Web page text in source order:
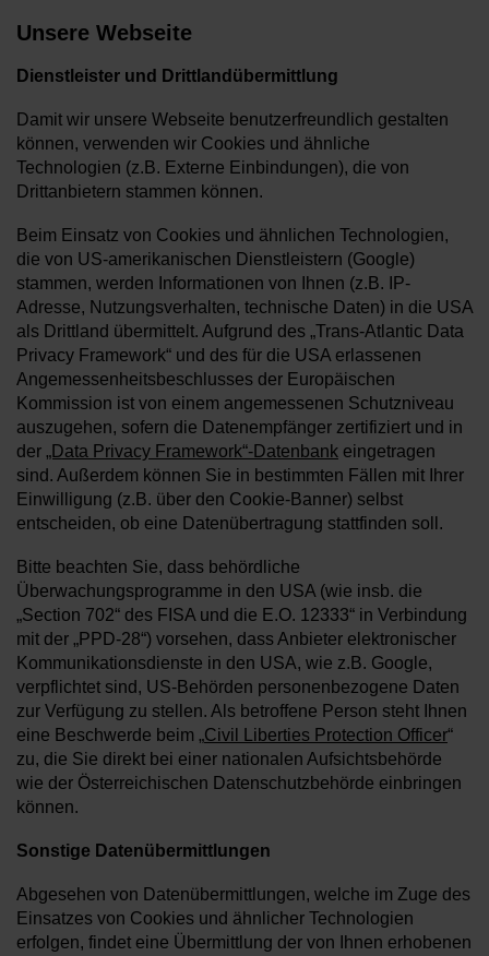
Unsere Webseite
Dienstleister und Drittlandübermittlung
Damit wir unsere Webseite benutzerfreundlich gestalten
können, verwenden wir Cookies und ähnliche
Technologien (z.B. Externe Einbindungen), die von
Drittanbietern stammen können.
Beim Einsatz von Cookies und ähnlichen Technologien,
die von US-amerikanischen Dienstleistern (Google)
stammen, werden Informationen von Ihnen (z.B. IP-
Adresse, Nutzungsverhalten, technische Daten) in die USA
als Drittland übermittelt. Aufgrund des „Trans-Atlantic Data
Privacy Framework“ und des für die USA erlassenen
Angemessenheitsbeschlusses der Europäischen
Kommission ist von einem angemessenen Schutzniveau
auszugehen, sofern die Datenempfänger zertifiziert und in
der „Data Privacy Framework“-Datenbank eingetragen
sind. Außerdem können Sie in bestimmten Fällen mit Ihrer
Einwilligung (z.B. über den Cookie-Banner) selbst
entscheiden, ob eine Datenübertragung stattfinden soll.
Bitte beachten Sie, dass behördliche
Überwachungsprogramme in den USA (wie insb. die
„Section 702“ des FISA und die E.O. 12333“ in Verbindung
mit der „PPD-28“) vorsehen, dass Anbieter elektronischer
Kommunikationsdienste in den USA, wie z.B. Google,
verpflichtet sind, US-Behörden personenbezogene Daten
zur Verfügung zu stellen. Als betroffene Person steht Ihnen
eine Beschwerde beim „Civil Liberties Protection Officer“
zu, die Sie direkt bei einer nationalen Aufsichtsbehörde
wie der Österreichischen Datenschutzbehörde einbringen
können.
Sonstige Datenübermittlungen
Abgesehen von Datenübermittlungen, welche im Zuge des
Einsatzes von Cookies und ähnlicher Technologien
erfolgen, findet eine Übermittlung der von Ihnen erhobenen